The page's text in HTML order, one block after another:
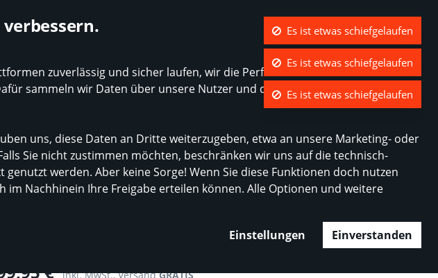
zuverlässig und sicher laufen, wir die Performance nachvollziehen und
sammeln wir Daten über unsere Nutzer und das geräteübergreifende
uns, diese Daten an Dritte weiterzugeben, etwa an unsere Marketing- oder
Sie nicht zustimmen möchten, beschränken wir uns auf die technisch-
werden. Aber keine Sorge! Wenn Sie diese Funktionen doch nutzen
im Nachhinein Ihre Freigabe erteilen können. Alle Optionen und weitere
Einstellungen Einverstanden
Warenkorb
Jobs
Perfect Shape Straight
€ inkl. MwSt., VersandGRATIS